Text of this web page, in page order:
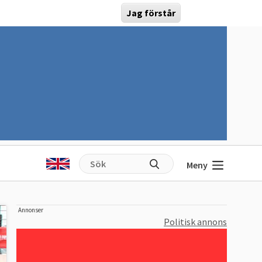
Jag förstår
Meny
Annonser
Politisk annons